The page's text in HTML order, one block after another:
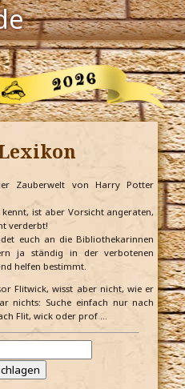
werden!
Zauberwelt von Harry Potter
ist aber Vorsicht angeraten,
verderbt!
euch an die Bibliothekarinnen
ja ständig in der verbotenen
helfen bestimmt.
Flitwick, wisst aber nicht, wie er
nichts: Suche einfach nur nach
Flit, wick oder prof …